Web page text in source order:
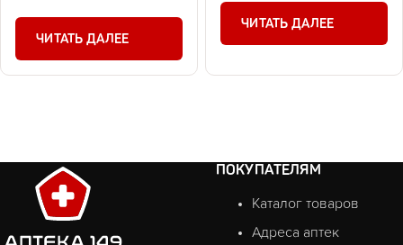
ЧИТАТЬ ДАЛЕЕ
ЧИТАТЬ ДАЛЕЕ
ПОКУПАТЕЛЯМ
Каталог товаров
Адреса аптек